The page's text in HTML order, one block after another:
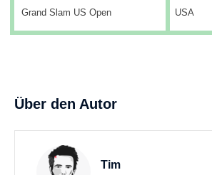
Grand Slam US Open USA
Über den Autor
Tim